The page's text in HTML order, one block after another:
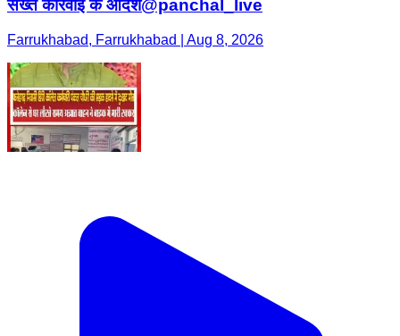
सख्त कार्रवाई के आदेश@panchal_live
Farrukhabad, Farrukhabad | Aug 8, 2026